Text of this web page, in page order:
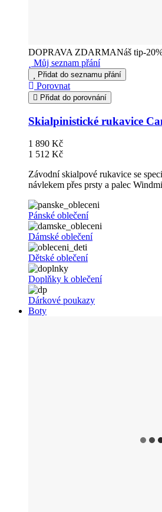
DOPRAVA ZDARMANáš tip-
Můj seznam přání
Přidat do seznamu přání
Porovnat
Přidat do porovnání
Skialpinistické rukavice
1 890 Kč
1 512 Kč
Závodní skialpové rukavice se
návlekem přes prsty a palec
Pánské oblečení
Dámské oblečení
Dětské oblečení
Doplňky k oblečení
Dárkové poukazy
Boty